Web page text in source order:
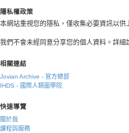
隱私權政策
本網站重視您的隱私，僅收集必要資訊以
我們不會未經同意分享您的個人資料。詳細
相關連結
Jovian Archive - 官方總部
IHDS - 國際人類圖學院
快速導覽
關於我
課程與服務